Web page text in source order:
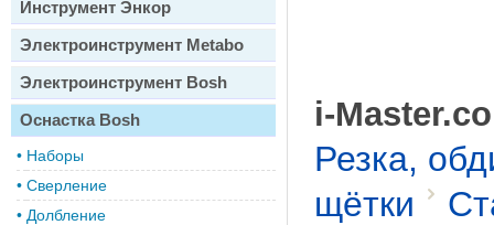
Инструмент Энкор
Электроинструмент Metabo
Электроинструмент Bosh
Оснастка Bosh
• Наборы
• Сверление
• Долбление
i-
Резка,
щётки